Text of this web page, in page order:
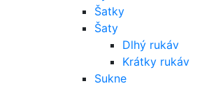
Šatky
Šaty
Dlhý rukáv
Krátky rukáv
Sukne